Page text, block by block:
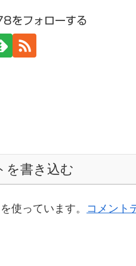
をフォローする
を書き込む
使っています。 コメント